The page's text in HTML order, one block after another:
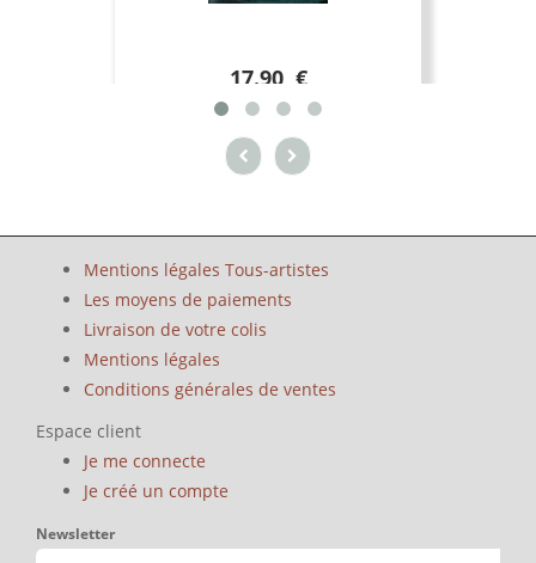
17.90 €
Mentions légales Tous-artistes
Les moyens de paiements
Livraison de votre colis
Mentions légales
Conditions générales de ventes
Espace client
Je me connecte
Je créé un compte
Newsletter